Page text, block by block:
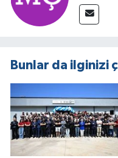
Bunlar da ilginizi